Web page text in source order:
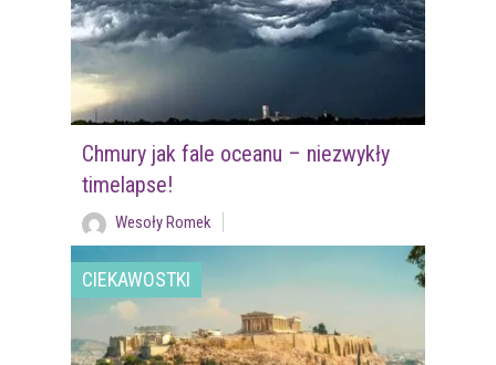
Chmury jak fale oceanu – niezwykły
timelapse!
Wesoły Romek
CIEKAWOSTKI